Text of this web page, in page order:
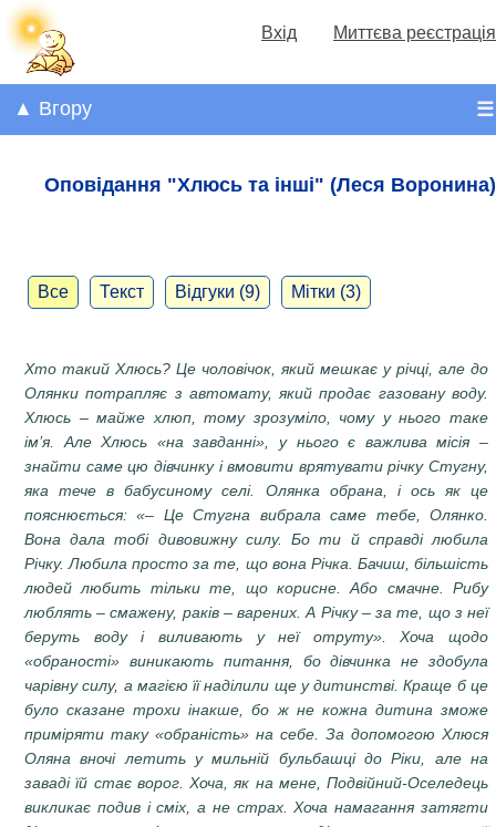
Вхід Миттєва реєстрація
☰
▲ Вгору
Оповідання "Хлюсь та інші" (Леся Воронина)
Все Текст Відгуки (9) Мітки (3)
Хто такий Хлюсь? Це чоловічок, який мешкає у річці, але до
Олянки потрапляє з автомату, який продає газовану воду.
Хлюсь – майже хлюп, тому зрозуміло, чому у нього таке
ім’я. Але Хлюсь «на завданні», у нього є важлива місія –
знайти саме цю дівчинку і вмовити врятувати річку Стугну,
яка тече в бабусиному селі. Олянка обрана, і ось як це
пояснюється: «– Це Стугна вибрала саме тебе, Олянко.
Вона дала тобі дивовижну силу. Бо ти й справді любила
Річку. Любила просто за те, що вона Річка. Бачиш, більшість
людей любить тільки те, що корисне. Або смачне. Рибу
люблять – смажену, раків – варених. А Річку – за те, що з неї
беруть воду і виливають у неї отруту». Хоча щодо
«обраності» виникають питання, бо дівчинка не здобула
чарівну силу, а магією її наділили ще у дитинстві. Краще б це
було сказане трохи інакше, бо ж не кожна дитина зможе
приміряти таку «обраність» на себе. За допомогою Хлюся
Оляна вночі летить у мильній бульбашці до Ріки, але на
заваді їй стає ворог. Хоча, як на мене, Подвійний-Оселедець
викликає подив і сміх, а не страх. Хоча намагання затягти